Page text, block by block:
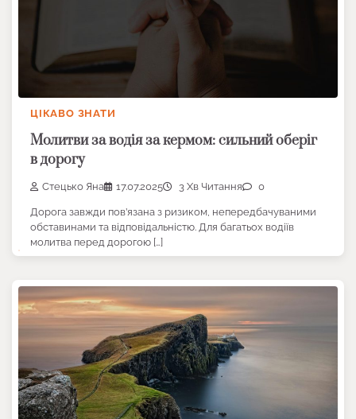
ЦІКАВО ЗНАТИ
Молитви за водія за кермом: сильний оберіг
в дорогу
Стецько Яна 17.07.2025 3 Хв Читання 0
Дорога завжди пов’язана з ризиком, непередбачуваними
обставинами та відповідальністю. Для багатьох водіїв
молитва перед дорогою […]